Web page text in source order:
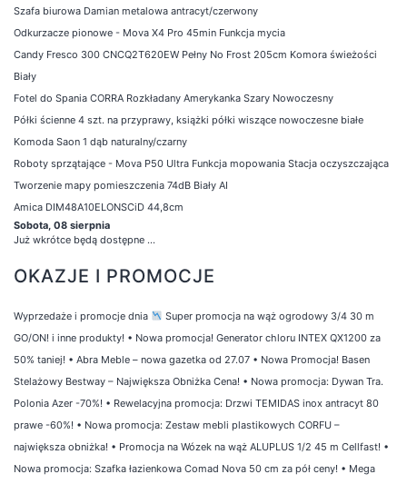
Szafa biurowa Damian metalowa antracyt/czerwony
Odkurzacze pionowe - Mova X4 Pro 45min Funkcja mycia
Candy Fresco 300 CNCQ2T620EW Pełny No Frost 205cm Komora świeżości
Biały
Fotel do Spania CORRA Rozkładany Amerykanka Szary Nowoczesny
Półki ścienne 4 szt. na przyprawy, książki półki wiszące nowoczesne białe
Komoda Saon 1 dąb naturalny/czarny
Roboty sprzątające - Mova P50 Ultra Funkcja mopowania Stacja oczyszczająca
Tworzenie mapy pomieszczenia 74dB Biały AI
Amica DIM48A10ELONSCiD 44,8cm
Sobota, 08 sierpnia
Już wkrótce będą dostępne ...
OKAZJE I PROMOCJE
Wyprzedaże i promocje dnia
Super promocja na wąż ogrodowy 3/4 30 m
GO/ON! i inne produkty! • Nowa promocja! Generator chloru INTEX QX1200 za
50% taniej! • Abra Meble – nowa gazetka od 27.07 • Nowa Promocja! Basen
Stelażowy Bestway – Największa Obniżka Cena! • Nowa promocja: Dywan Tra.
Polonia Azer -70%! • Rewelacyjna promocja: Drzwi TEMIDAS inox antracyt 80
prawe -60%! • Nowa promocja: Zestaw mebli plastikowych CORFU –
największa obniżka! • Promocja na Wózek na wąż ALUPLUS 1/2 45 m Cellfast! •
Nowa promocja: Szafka łazienkowa Comad Nova 50 cm za pół ceny! • Mega